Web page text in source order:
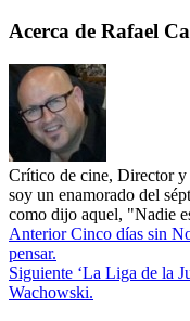
Acerca de Rafael
Crítico de cine, Director
soy un enamorado del
como dijo aquel, "Nadie
AnteriorCinco días sin
pensar.
Siguiente ‘La Liga de la
Wachowski.